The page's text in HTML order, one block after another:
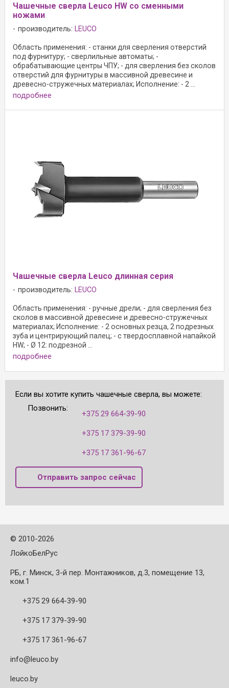
Чашечные сверла Leuco HW со сменными
ножами
производитель: LEUCO
Область применения: - станки для сверления отверстий
под фурнитуру; - сверлильные автоматы; -
обрабатывающие центры ЧПУ; - для сверления без сколов
отверстий для фурнитуры в массивной древесине и
древесно-стружечных материалах; Исполнение: - 2 ...
подробнее
Чашечные сверла Leuco длинная серия
производитель: LEUCO
Область применения: - ручные дрели; - для сверления без
сколов в массивной древесине и древесно-стружечных
материалах; Исполнение: - 2 основных резца, 2 подрезных
зуба и центрирующий палец; - с твердосплавной напайкой
HW; - Ø 12: подрезной ...
подробнее
Если вы хотите купить чашечные сверла, вы можете:
Позвонить:
+375 29 664-39-90
+375 17 379-39-90
+375 17 361-96-67
Отправить запрос сейчас
© 2010-2026
ЛойкоБелРус
РБ, г. Минск, 3-й пер. Монтажников, д.3, помещение 13,
ком.1
+375 29 664-39-90
+375 17 379-39-90
+375 17 361-96-67
info@leuco.by
leuco.by